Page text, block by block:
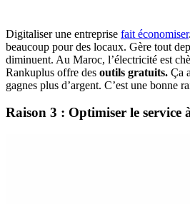
Digitaliser une entreprise fait économiser
beaucoup pour des locaux. Gère tout
diminuent. Au Maroc, l’électricité est
Rankuplus offre des outils gratuits. Ça
gagnes plus d’argent. C’est une bonne
Raison 3 : Optimiser le service